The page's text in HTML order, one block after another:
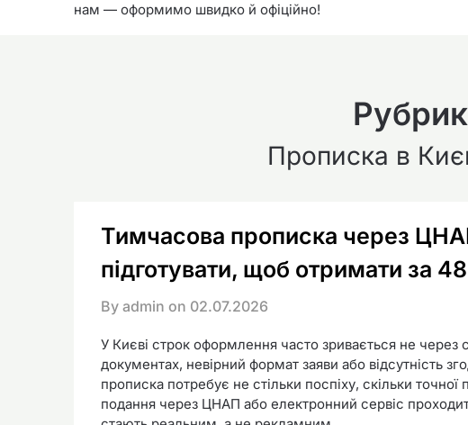
нам — оформимо швидко й офіційно!
Прописка в
Тимчасова прописка через
підготувати, щоб отримати за
By admin on 02.07.2026
У Києві строк оформлення часто зривається не через
документах, невірний формат заяви або відсутність
прописка потребує не стільки поспіху, скільки
подання через ЦНАП або електронний сервіс